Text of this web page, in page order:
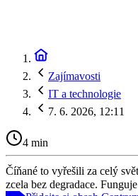
Zajímavosti
IT a technologie
7. 6. 2026, 12:11
4 min
Číňané to vyřešili za celý
zcela bez degradace.